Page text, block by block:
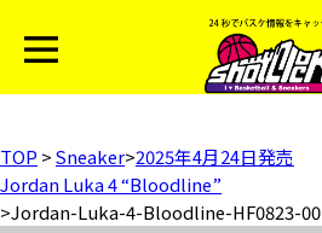
TOP >Sneaker>2025年4月24日発売
Jordan Luka 4 “Bloodline”
>Jordan-Luka-4-Bloodline-HF0823-